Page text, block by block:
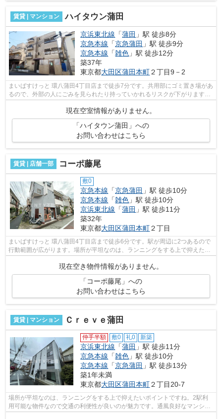
賃貸 | マンション ハイタウン蒲田
京浜東北線 「蒲田 」駅 徒歩8分
京急本線 「京急蒲田 」駅 徒歩9分
京急本線 「雑色 」駅 徒歩12分
築37年
東京都大田区蒲田本町２丁目9－2
まいばすけっと 環八蒲田4丁目店まで徒歩7分です。共用部にゴミ置き場があ
るので、外部の人にごみを見られたり持っていかれるリスクが下がります。
場所が平坦なのは、ランニングをする...
現在空室情報がありません。
「ハイタウン蒲田」への
お問い合わせはこちら
賃貸 | 店舗一部 コーポ藤尾
敷0
京急本線 「京急蒲田 」駅 徒歩10分
京急本線 「雑色 」駅 徒歩10分
京浜東北線 「蒲田 」駅 徒歩11分
築32年
東京都大田区蒲田本町２丁目
まいばすけっと 環八蒲田4丁目店まで徒歩6分です。駅が周辺に2つあるので
行動範囲が広がります。場所が平坦なのは、ランニングをする上で抑えたい
現在空き物件情報がありません。
「コーポ藤尾」への
お問い合わせはこちら
賃貸 | マンション Ｃｒｅｖｅ蒲田
仲手半額 敷0 礼0 新築
京浜東北線 「蒲田 」駅 徒歩11分
京急本線 「雑色 」駅 徒歩10分
京急本線 「京急蒲田 」駅 徒歩13分
築1年未満
東京都大田区蒲田本町２丁目20-7
場所が平坦なのは、ランニングをする上で抑えたいポイントですね。2駅利
用可能な物件なので交通の利便性が良いのが魅力です。通風良好なマンショ